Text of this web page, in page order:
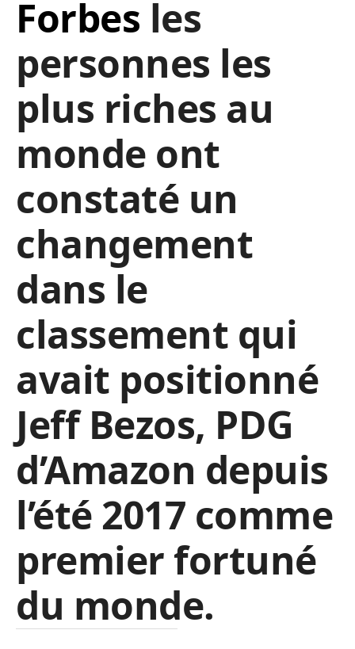
Forbes les
personnes les
plus riches au
monde ont
constaté un
changement
dans le
classement qui
avait positionné
Jeff Bezos, PDG
d’Amazon depuis
l’été 2017 comme
premier fortuné
du monde.